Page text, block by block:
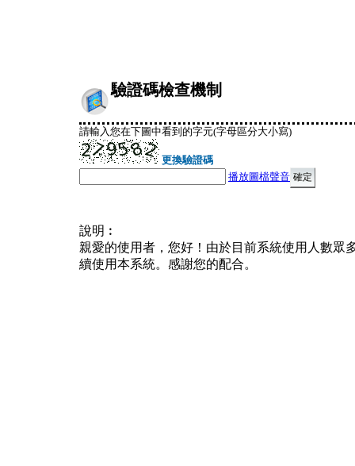
驗證碼檢查機制
請輸入您在下圖中看到的字元(字母區分大小寫)
更換驗證碼
播放圖檔聲音
說明︰
親愛的使用者，您好！由於目前系統使用人數眾
續使用本系統。感謝您的配合。